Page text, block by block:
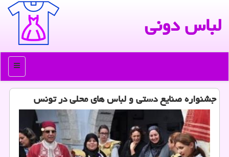
لباس دونی
منو
جشنواره صنایع دستی و لباس های محلی در تونس